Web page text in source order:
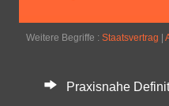
Weitere Begriffe : Staatsvertrag
Praxisnahe